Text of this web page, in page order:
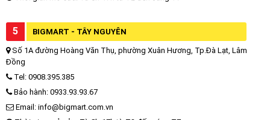
5 BIGMART - TÂY NGUYÊN
Số 1A đường Hoàng Văn Thụ, phường Xuân Hương, Tp.Đà Lạt, Lâm
Đồng
Tel: 0908.395.385
Bảo hành: 0933.93.93.67
Email: info@bigmart.com.vn